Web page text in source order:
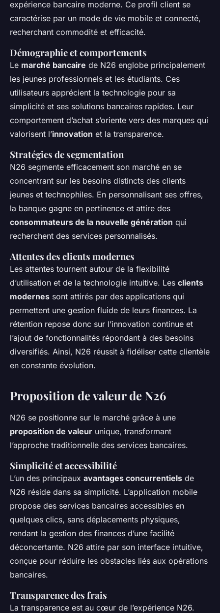
expérience bancaire moderne. Ce profil client se
caractérise par un mode de vie mobile et connecté,
recherchant commodité et efficacité.
Démographie et comportements
Le marché bancaire de N26 englobe principalement
les jeunes professionnels et les étudiants. Ces
utilisateurs apprécient la technologie pour sa
simplicité et ses solutions bancaires rapides. Leur
comportement d’achat s’oriente vers des marques qui
valorisent l’innovation et la transparence.
Stratégies de segmentation
N26 segmente efficacement son marché en se
concentrant sur les besoins distincts des clients
jeunes et technophiles. En personnalisant ses offres,
la banque gagne en pertinence et attire des
consommateurs de la nouvelle génération qui
recherchent des services personnalisés.
Attentes des clients modernes
Les attentes tournent autour de la flexibilité
d’utilisation et de la technologie intuitive. Les clients
modernes sont attirés par des applications qui
permettent une gestion fluide de leurs finances. La
rétention repose donc sur l’innovation continue et
l’ajout de fonctionnalités répondant à des besoins
diversifiés. Ainsi, N26 réussit à fidéliser cette clientèle
en constante évolution.
Proposition de valeur de N26
N26 se positionne sur le marché grâce à une
proposition de valeur unique, transformant
l’approche traditionnelle des services bancaires.
Simplicité et accessibilité
L’un des principaux avantages concurrentiels de
N26 réside dans sa simplicité. L’application mobile
propose des services bancaires accessibles en
quelques clics, sans déplacements physiques,
rendant la gestion des finances d’une facilité
déconcertante. N26 attire par son interface intuitive,
conçue pour réduire les obstacles liés aux opérations
bancaires.
Transparence des frais
La transparence est au cœur de l’expérience N26.